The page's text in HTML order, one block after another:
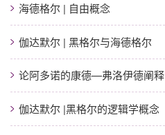
海德格尔 | 自由概念
伽达默尔 | 黑格尔与海德格尔
论阿多诺的康德—弗洛伊德阐释
伽达默尔 |黑格尔的逻辑学概念